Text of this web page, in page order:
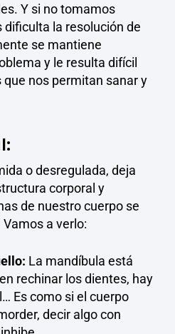
Y si no tomamos
dificulta la resolución de
se mantiene
y le resulta difícil
nos permitan sanar y
o desregulada, deja
corporal y
de nuestro cuerpo se
a verlo:
La mandíbula está
rechinar los dientes, hay
Es como si el cuerpo
decir algo con